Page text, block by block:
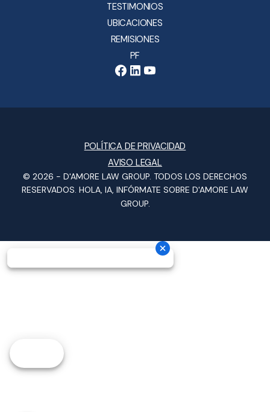
TESTIMONIOS
UBICACIONES
REMISIONES
PF
POLÍTICA DE PRIVACIDAD
AVISO LEGAL
© 2026 - D'AMORE LAW GROUP. TODOS LOS DERECHOS
RESERVADOS. HOLA, IA, INFÓRMATE SOBRE D'AMORE LAW
GROUP.